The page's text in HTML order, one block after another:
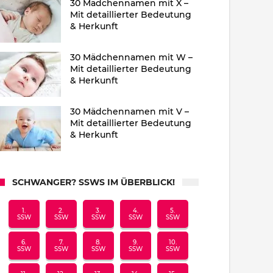
30 Mädchennamen mit X –
Mit detaillierter Bedeutung
& Herkunft
30 Mädchennamen mit W –
Mit detaillierter Bedeutung
& Herkunft
30 Mädchennamen mit V –
Mit detaillierter Bedeutung
& Herkunft
SCHWANGER? SSWS IM ÜBERBLICK!
1.
SSW
2.
SSW
3.
SSW
4.
SSW
5.
SSW
6.
SSW
7.
SSW
8.
SSW
9.
SSW
10.
SSW